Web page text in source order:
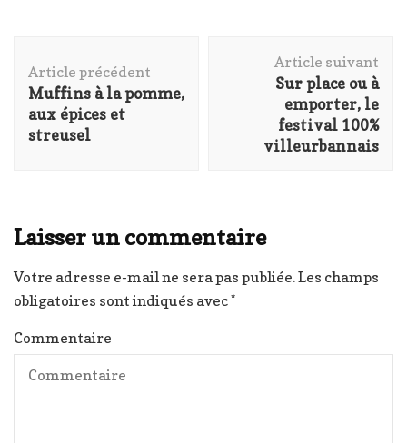
d'article
Article précédent
Muffins à la pomme,
aux épices et
streusel
Article suivant
Sur place ou à
emporter, le
festival 100%
villeurbannais
Laisser un commentaire
Votre adresse e-mail ne sera pas publiée.Les champs
obligatoires sont indiqués avec*
Commentaire